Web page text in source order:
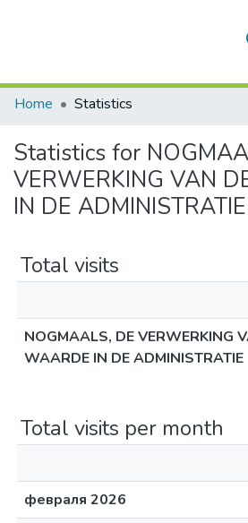
Communities &
All of DSpace
Home
Statistics
Statistics for
VERWERKING VAN
IN DE ADMINISTRATIE
Total visits
NOGMAALS, DE VERWERKING
WAARDE IN DE ADMINISTRATIE
Total visits per month
февраля 2026